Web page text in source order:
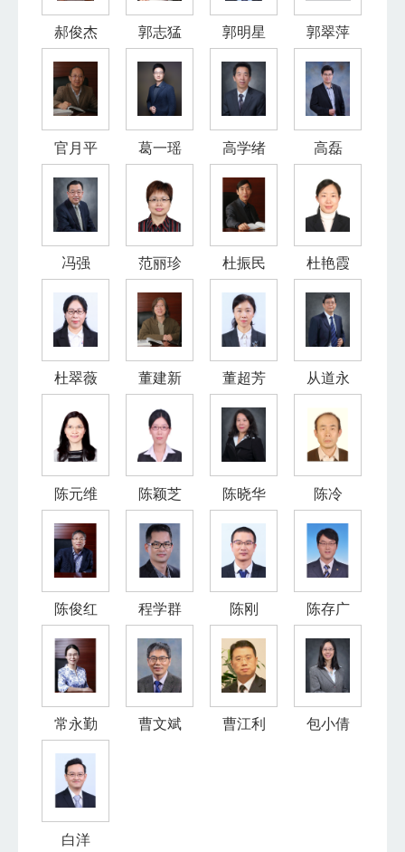
郝俊杰 郭志猛 郭明星 郭翠萍
官月平 葛一瑶 高学绪 高磊
冯强 范丽珍 杜振民 杜艳霞
杜翠薇 董建新 董超芳 从道永
陈元维 陈颖芝 陈晓华 陈冷
陈俊红 程学群 陈刚 陈存广
常永勤 曹文斌 曹江利 包小倩
白洋